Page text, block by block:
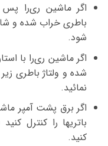
اگر ماشین ری‌را پس
باطری خراب شده و
شود.
اگر ماشین ری‌را با
نمائید.
اگر برق پشت آمپر
باتریها را کنترل
کنید.